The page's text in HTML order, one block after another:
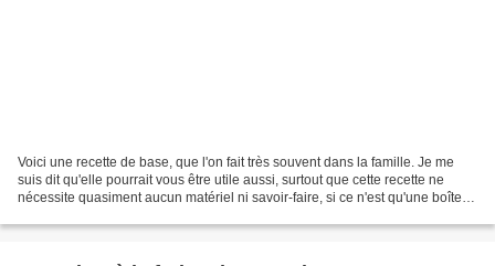
Voici une recette de base, que l'on fait très souvent dans la famille. Je me
suis dit qu'elle pourrait vous être utile aussi, surtout que cette recette ne
nécessite quasiment aucun matériel ni savoir-faire, si ce n'est qu'une boîte